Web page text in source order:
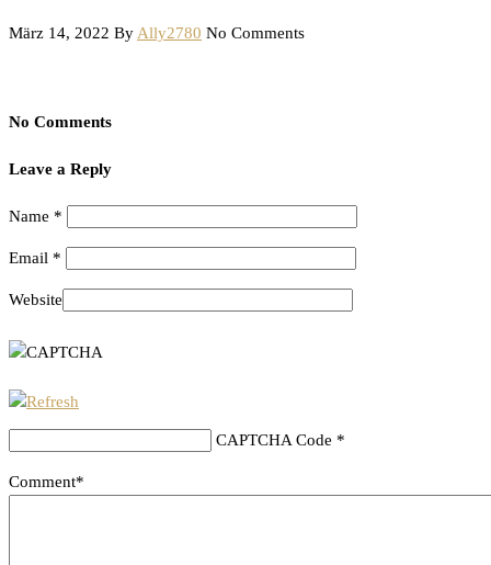
März 14, 2022 By Ally2780 No Comments
No Comments
Leave a Reply
Name *
Email *
Website
CAPTCHA Code *
Comment*